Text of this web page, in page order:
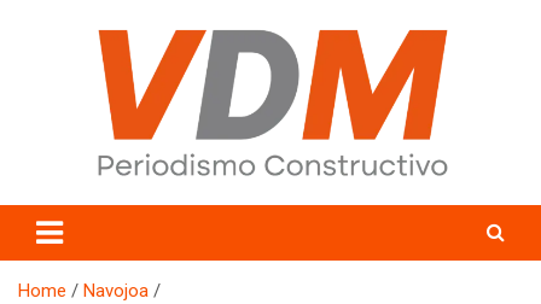
valledelmayo.com
Home
Navojoa